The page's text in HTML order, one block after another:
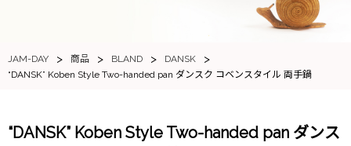
JAM-DAY > 商品 > BLAND > DANSK >
“DANSK” Koben Style Two-handed pan ダンスク コベンスタイル 両手鍋
“DANSK” Koben Style Two-handed pan ダンス